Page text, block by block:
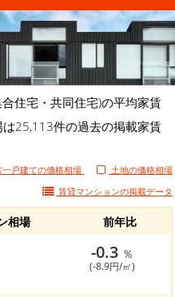
住宅・共同住宅)の平均家賃
25,113件の過去の掲載家賃
一戸建ての価格相場
土地の価格相場
賃貸マンションの掲載データ
相場 前年比
-0.3 ％
(-8.9円/㎡)